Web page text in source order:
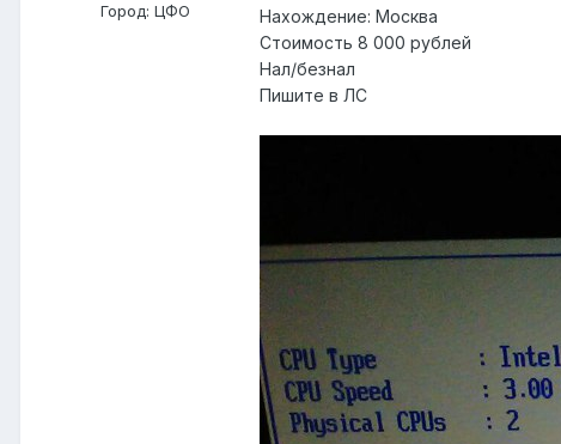
Город: ЦФО
Нахождение: Москва
Стоимость 8 000 рублей
Нал/безнал
Пишите в ЛС